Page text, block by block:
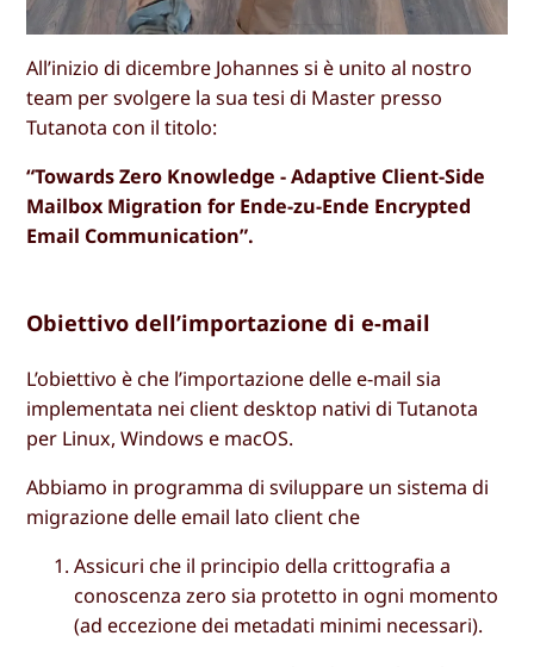
All’inizio di dicembre Johannes si è unito al nostro
team per svolgere la sua tesi di Master presso
Tutanota con il titolo:
“Towards Zero Knowledge - Adaptive Client-Side
Mailbox Migration for Ende-zu-Ende Encrypted
Email Communication”.
Obiettivo dell’importazione di e-mail
L’obiettivo è che l’importazione delle e-mail sia
implementata nei client desktop nativi di Tutanota
per Linux, Windows e macOS.
Abbiamo in programma di sviluppare un sistema di
migrazione delle email lato client che
Assicuri che il principio della crittografia a
conoscenza zero sia protetto in ogni momento
(ad eccezione dei metadati minimi necessari).